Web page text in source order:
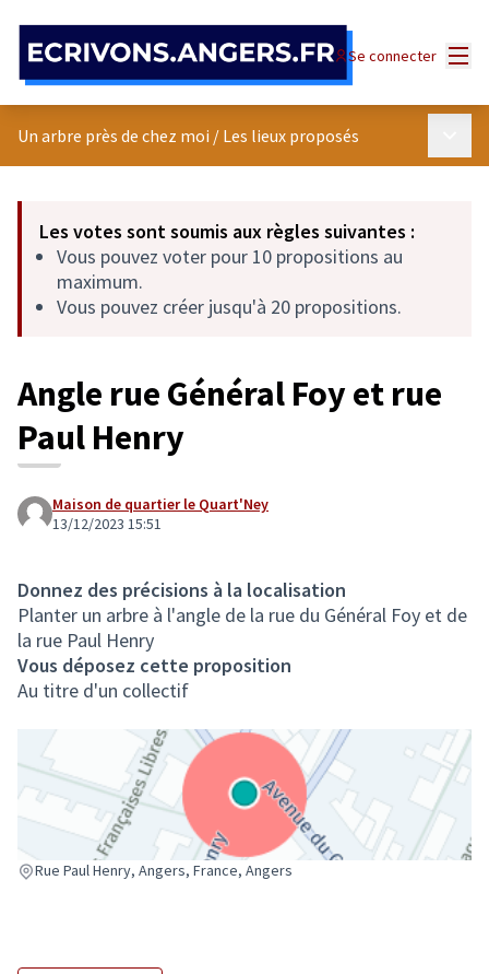
Se connecter
Un arbre près de chez moi / Les lieux proposés
Les votes sont soumis aux règles suivantes :
Vous pouvez voter pour 10 propositions au
maximum.
Vous pouvez créer jusqu'à 20 propositions.
Angle rue Général Foy et rue
Paul Henry
Maison de quartier le Quart'Ney
13/12/2023 15:51
Donnez des précisions à la localisation
Planter un arbre à l'angle de la rue du Général Foy et de
la rue Paul Henry
Vous déposez cette proposition
Au titre d'un collectif
Rue Paul Henry, Angers, France, Angers
(Lien externe)